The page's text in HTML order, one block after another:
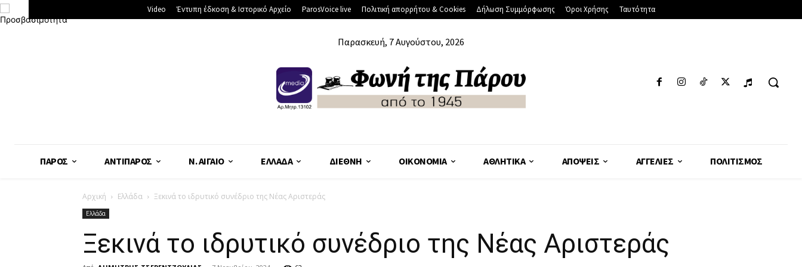
Video Έντυπη έδκοση & Ιστορικό Αρχείο ParosVoice live Πολιτική απορρήτου & Cookies Δήλωση Συμμόρφωσης Όροι Χρήσης Ταυτότητα
Παρασκευή, 7 Αυγούστου, 2026
ΠΆΡΟΣ ΑΝΤΊΠΑΡΟΣ Ν. ΑΙΓΑΊΟ ΕΛΛΆΔΑ ΔΙΕΘΝΉ ΟΙΚΟΝΟΜΊΑ ΑΘΛΗΤΙΚΆ ΑΠΌΨΕΙΣ ΑΓΓΕΛΊΕΣ ΠΟΛΙΤΙΣΜΌΣ
Αρχική Ελλάδα Ξεκινά το ιδρυτικό συνέδριο της Νέας Αριστεράς
Ελλάδα
Ξεκινά το ιδρυτικό συνέδριο της Νέας Αριστεράς